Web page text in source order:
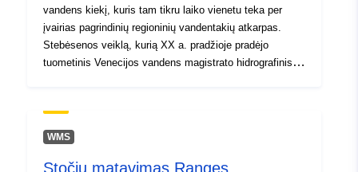
vandens kiekį, kuris tam tikru laiko vienetu teka per
įvairias pagrindinių regioninių vandentakių atkarpas.
Stebėsenos veiklą, kurią XX a. pradžioje pradėjo
tuometinis Venecijos vandens magistrato hidrografinis
administracija, visų pirma suteikdama ir kontroliuodama
vandens naudojimą ir santykinį pagarbos srauto
Šiuo metu yra daugiau kaip 130 upių ruožų, kuriuose
WMS
Stočių matavimas Ranges